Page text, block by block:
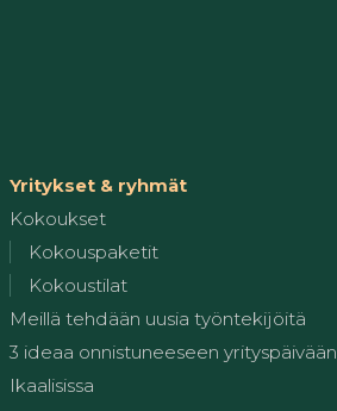
Yritykset & ryhmät
Kokoukset
Kokouspaketit
Kokoustilat
Meillä tehdään uusia työntekijöitä
3 ideaa onnistuneeseen yrityspäivään
Ikaalisissa